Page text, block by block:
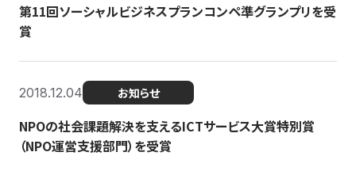
第11回ソーシャルビジネスプランコンペ準グランプリを受
賞
2018.12.04 お知らせ
NPOの社会課題解決を支えるICTサービス大賞特別賞
（NPO運営支援部門）を受賞